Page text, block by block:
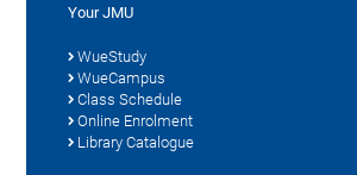
Your JMU
WueStudy
WueCampus
Class Schedule
Online Enrolment
Library Catalogue